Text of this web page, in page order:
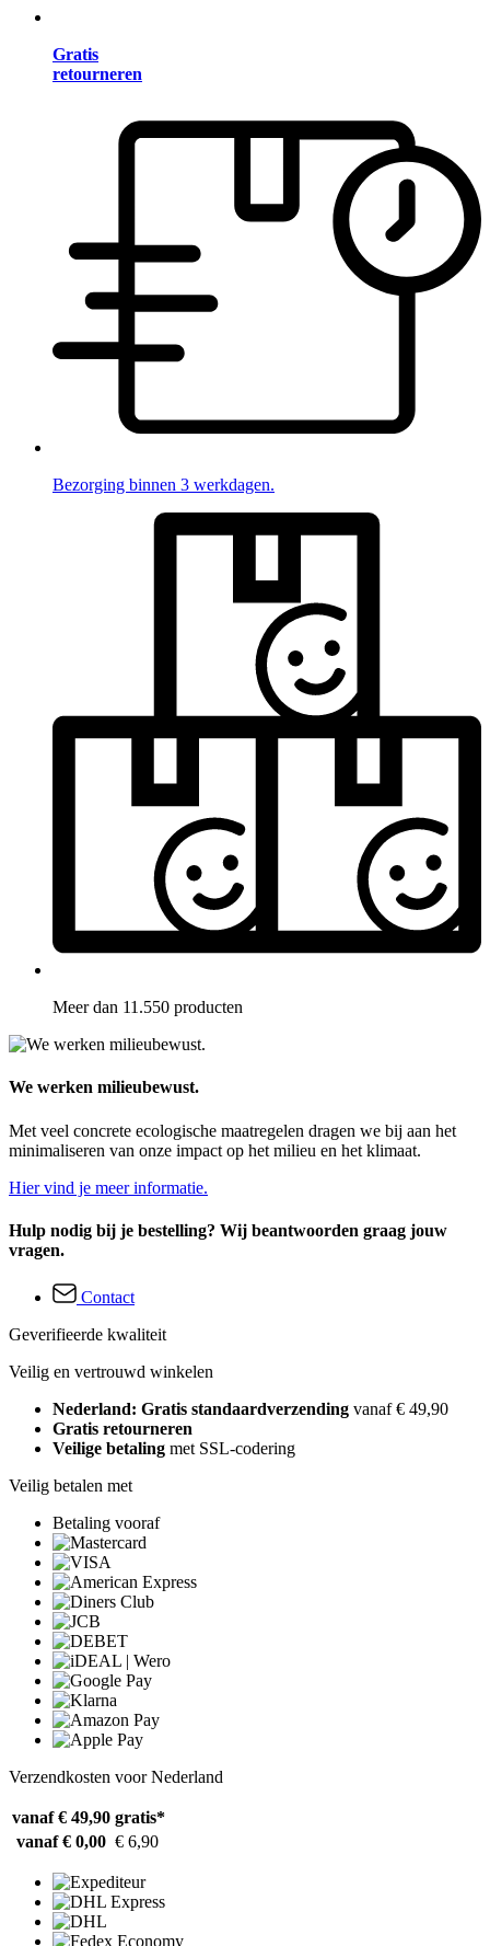
Gratis
retourneren
Bezorging binnen 3 werkdagen.
Meer dan 11.550 producten
We werken milieubewust.
Met veel concrete ecologische maatregelen dragen we bij aan het
minimaliseren van onze impact op het milieu en het klimaat.
Hier vind je meer informatie.
Hulp nodig bij je bestelling? Wij beantwoorden graag jouw
vragen.
Contact
Geverifieerde kwaliteit
Veilig en vertrouwd winkelen
Nederland: Gratis standaardverzending vanaf € 49,90
Gratis retourneren
Veilige betaling met SSL-codering
Veilig betalen met
Betaling vooraf
Verzendkosten voor Nederland
vanaf € 49,90 gratis*
vanaf € 0,00 € 6,90